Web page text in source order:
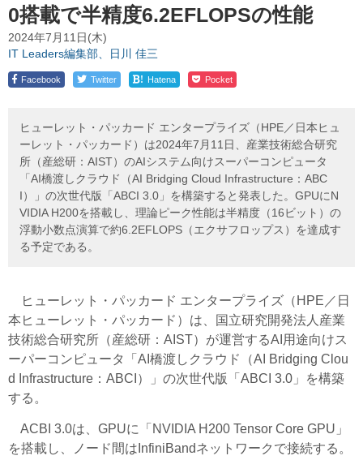
0搭載で半精度6.2EFLOPSの性能
2024年7月11日(木)
IT Leaders編集部、日川 佳三
Facebook Twitter ! Hatena Pocket
ヒューレット・パッカード エンタープライズ（HPE／日本ヒュ
ーレット・パッカード）は2024年7月11日、産業技術総合研究
所（産総研：AIST）のAIシステム向けスーパーコンピュータ
「AI橋渡しクラウド（AI Bridging Cloud Infrastructure：ABC
I）」の次世代版「ABCI 3.0」を構築すると発表した。GPUにN
VIDIA H200を搭載し、理論ピーク性能は半精度（16ビット）の
浮動小数点演算で約6.2EFLOPS（エクサフロップス）を達成す
る予定である。
ヒューレット・パッカード エンタープライズ（HPE／日
本ヒューレット・パッカード） は、国立研究開発法人産業
技術総合研究所（産総研：AIST）が運営するAI用途向けス
ーパーコンピュータ「AI橋渡しクラウド（AI Bridging Clou
d Infrastructure：ABCI）」の次世代版「ABCI 3.0」を構築
する。
ACBI 3.0は、GPUに「NVIDIA H200 Tensor Core GPU」
を搭載し、ノード間はInfiniBandネットワークで接続する。